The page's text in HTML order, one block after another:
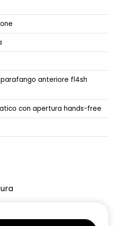
integrato
ricarica in corrente alternata
tipo 2
di sicurezza
anteriore fl4sh
con apertura hands-free